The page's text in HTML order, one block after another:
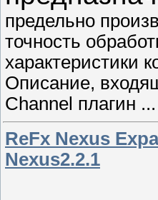
предельно
точность
характеристики
Описание,
Channel плагин ...
ReFx Nexus
Nexus2.2.1